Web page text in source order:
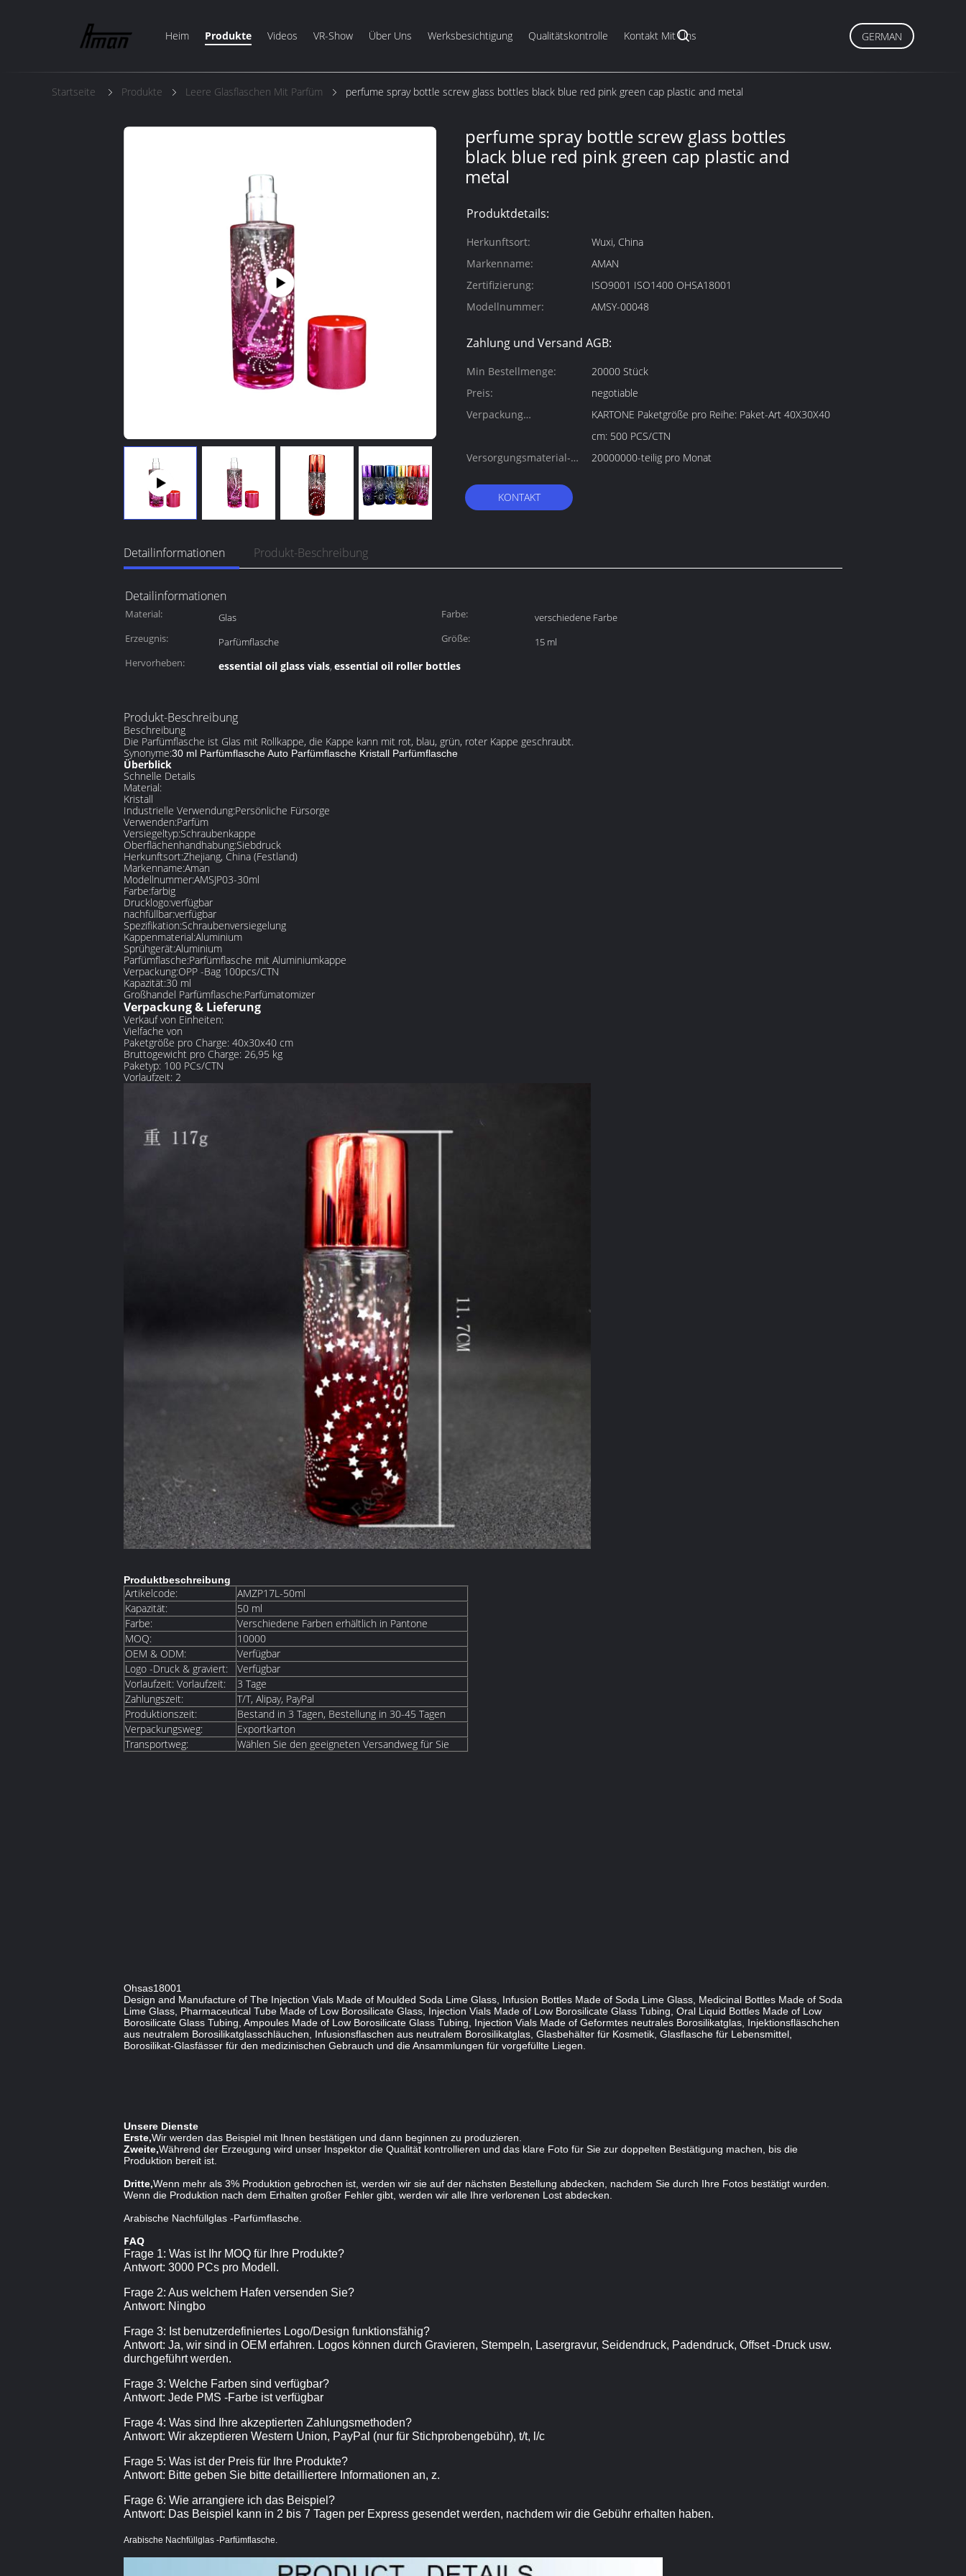
Heim Produkte Videos VR-Show Über Uns Werksbesichtigung Qualitätskontrolle Kontakt Mit Uns GERMAN
Startseite Produkte Leere Glasflaschen Mit Parfüm perfume spray bottle screw glass bottles black blue red pink green cap plastic and metal
perfume spray bottle screw glass bottles
black blue red pink green cap plastic and
metal
Produktdetails:
Herkunftsort:
Wuxi, China
Markenname:
AMAN
Zertifizierung:
ISO9001 ISO1400 OHSA18001
Modellnummer:
AMSY-00048
Zahlung und Versand AGB:
Min Bestellmenge:
20000 Stück
Preis:
negotiable
Verpackung
KARTONE Paketgröße pro Reihe: Paket-Art 40X30X40
cm: 500 PCS/CTN
Versorgungsmaterial-
20000000-teilig pro Monat
KONTAKT
Detailinformationen Produkt-Beschreibung
Detailinformationen
Material: Glas Farbe:
verschiedene Farbe
Erzeugnis:
Parfümflasche Größe:
15 ml
Hervorheben:
essential oil glass vials, essential oil roller bottles
Produkt-Beschreibung
Beschreibung
Die Parfümflasche ist Glas mit Rollkappe, die Kappe kann mit rot, blau, grün, roter Kappe geschraubt.
Synonyme:30 ml Parfümflasche Auto Parfümflasche Kristall Parfümflasche
Überblick
Schnelle Details
Material:
Kristall
Industrielle Verwendung:Persönliche Fürsorge
Verwenden:Parfüm
Versiegeltyp:Schraubenkappe
Oberflächenhandhabung:Siebdruck
Herkunftsort:Zhejiang, China (Festland)
Markenname:Aman
Modellnummer:AMSJP03-30ml
Farbe:farbig
Drucklogo:verfügbar
nachfüllbar:verfügbar
Spezifikation:Schraubenversiegelung
Kappenmaterial:Aluminium
Sprühgerät:Aluminium
Parfümflasche:Parfümflasche mit Aluminiumkappe
Verpackung:OPP -Bag 100pcs/CTN
Kapazität:30 ml
Großhandel Parfümflasche:Parfümatomizer
Verpackung & Lieferung
Verkauf von Einheiten:
Vielfache von
Paketgröße pro Charge: 40x30x40 cm
Bruttogewicht pro Charge: 26,95 kg
Paketyp: 100 PCs/CTN
Vorlaufzeit: 2
Produktbeschreibung
Artikelcode:
AMZP17L-50ml
Kapazität:
50 ml
Farbe:
Verschiedene Farben erhältlich in Pantone
MOQ:
10000
OEM & ODM:
Verfügbar
Logo -Druck & graviert:
Verfügbar
Vorlaufzeit: Vorlaufzeit:
3 Tage
Zahlungszeit:
T/T, Alipay, PayPal
Produktionszeit:
Bestand in 3 Tagen, Bestellung in 30-45 Tagen
Verpackungsweg:
Exportkarton
Transportweg:
Wählen Sie den geeigneten Versandweg für Sie
Ohsas18001
Design and Manufacture of The Injection Vials Made of Moulded Soda Lime Glass, Infusion Bottles Made of Soda Lime Glass, Medicinal Bottles Made of Soda
Lime Glass, Pharmaceutical Tube Made of Low Borosilicate Glass, Injection Vials Made of Low Borosilicate Glass Tubing, Oral Liquid Bottles Made of Low
Borosilicate Glass Tubing, Ampoules Made of Low Borosilicate Glass Tubing, Injection Vials Made of Geformtes neutrales Borosilikatglas, Injektionsfläschchen
aus neutralem Borosilikatglasschläuchen, Infusionsflaschen aus neutralem Borosilikatglas, Glasbehälter für Kosmetik, Glasflasche für Lebensmittel,
Borosilikat-Glasfässer für den medizinischen Gebrauch und die Ansammlungen für vorgefüllte Liegen.
Unsere Dienste
Erste,Wir werden das Beispiel mit Ihnen bestätigen und dann beginnen zu produzieren.
Zweite,Während der Erzeugung wird unser Inspektor die Qualität kontrollieren und das klare Foto für Sie zur doppelten Bestätigung machen, bis die
Produktion bereit ist.
Dritte,Wenn mehr als 3% Produktion gebrochen ist, werden wir sie auf der nächsten Bestellung abdecken, nachdem Sie durch Ihre Fotos bestätigt wurden.
Wenn die Produktion nach dem Erhalten großer Fehler gibt, werden wir alle Ihre verlorenen Lost abdecken.
Arabische Nachfüllglas -Parfümflasche.
FAQ
Frage 1: Was ist Ihr MOQ für Ihre Produkte?
Antwort: 3000 PCs pro Modell.
Frage 2: Aus welchem ​​Hafen versenden Sie?
Antwort: Ningbo
Frage 3: Ist benutzerdefiniertes Logo/Design funktionsfähig?
Antwort: Ja, wir sind in OEM erfahren. Logos können durch Gravieren, Stempeln, Lasergravur, Seidendruck, Padendruck, Offset -Druck usw.
durchgeführt werden.
Frage 3: Welche Farben sind verfügbar?
Antwort: Jede PMS -Farbe ist verfügbar
Frage 4: Was sind Ihre akzeptierten Zahlungsmethoden?
Antwort: Wir akzeptieren Western Union, PayPal (nur für Stichprobengebühr), t/t, l/c
Frage 5: Was ist der Preis für Ihre Produkte?
Antwort: Bitte geben Sie bitte detailliertere Informationen an, z.
Frage 6: Wie arrangiere ich das Beispiel?
Antwort: Das Beispiel kann in 2 bis 7 Tagen per Express gesendet werden, nachdem wir die Gebühr erhalten haben.
Arabische Nachfüllglas -Parfümflasche.